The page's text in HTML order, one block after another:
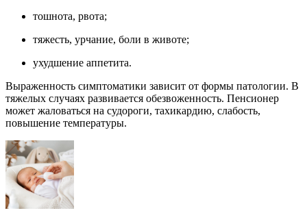
тошнота, рвота;
тяжесть, урчание, боли в животе;
ухудшение аппетита.
Выраженность симптоматики зависит от формы патологии. В
тяжелых случаях развивается обезвоженность. Пенсионер
может жаловаться на судороги, тахикардию, слабость,
повышение температуры.